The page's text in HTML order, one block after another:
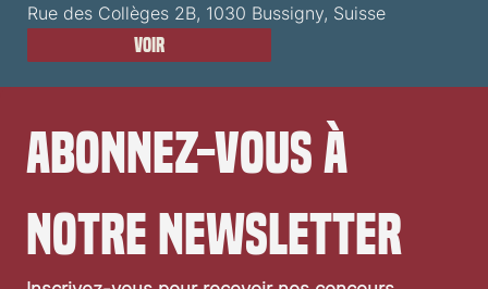
Rue des Collèges 2B, 1030 Bussigny, Suisse
Voir
Abonnez-vous à
notre newsletter